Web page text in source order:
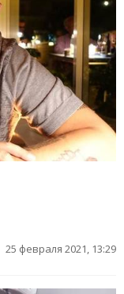
25 февраля 2021, 13:29